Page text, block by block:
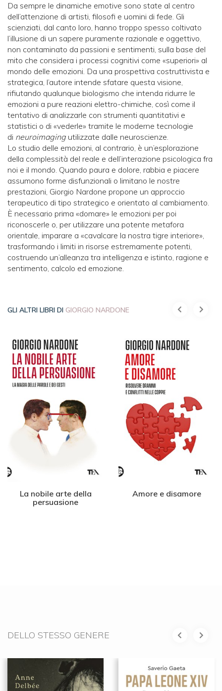
Da sempre le dinamiche emotive sono state al centro
dell’attenzione di artisti, filosofi e uomini di fede. Gli
scienziati, dal canto loro, hanno troppo spesso coltivato
l’illusione di un sapere puramente razionale e oggettivo,
non contaminato da passioni e sentimenti, sulla base del
mito che considera i processi cognitivi come «superiori» al
mondo delle emozioni. Da una prospettiva costruttivista e
strategica, l’autore intende sfatare questa visione,
rifiutando qualunque biologismo che intenda ridurre le
emozioni a pure reazioni elettro-chimiche, così come il
tentativo di analizzarle con strumenti quantitativi e
statistici o di «vederle» tramite le moderne tecnologie
di neuroimaging utilizzate dalle neuroscienze.
Lo studio delle emozioni, al contrario, è un’esplorazione
della complessità del reale e dell’interazione psicologica fra
noi e il mondo. Quando paura e dolore, rabbia e piacere
assumono forme disfunzionali o limitano le nostre
prestazioni, Giorgio Nardone propone un approccio
terapeutico di tipo strategico e orientato al cambiamento.
È necessario prima «domare» le emozioni per poi
riconoscerle o, per utilizzare una potente metafora
orientale, imparare a «cavalcare la nostra tigre interiore»,
trasformando i limiti in risorse estremamente potenti,
costruendo un’alleanza tra intelligenza e istinto, ragione e
sentimento, calcolo ed emozione.
GLI ALTRI LIBRI DI GIORGIO NARDONE
La nobile arte della
persuasione
Amore e disamore
DELLO STESSO GENERE